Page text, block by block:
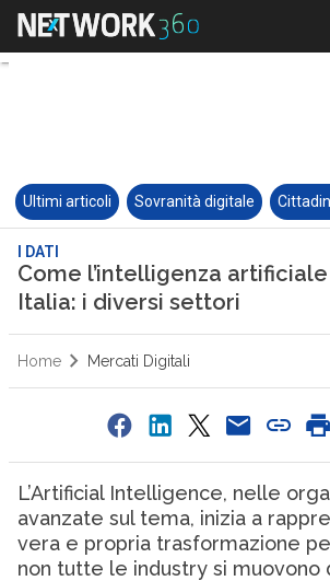
Ultimi articoli Sovranità digitale
I DATI
Come l’intelligenza
Italia: i diversi settori
Home Mercati Digitali
L’Artificial Intelligence, nelle
avanzate sul tema, inizia a
vera e propria trasformazione
non tutte le industry si muovono